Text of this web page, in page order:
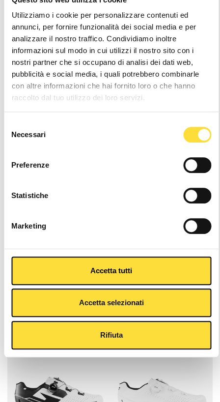
Utilizziamo i cookie per personalizzare contenuti ed
annunci, per fornire funzionalità dei social media e per
analizzare il nostro traffico. Condividiamo inoltre
informazioni sul modo in cui utilizzi il nostro sito con i
nostri partner che si occupano di analisi dei dati web,
pubblicità e social media, i quali potrebbero combinarle
con altre informazioni che hai fornito loro o che hanno
raccolto dal tuo utilizzo dei loro servizi.
delNecessari
Preferenze
Statistiche
Marketing
Accetta tutti
Accetta selezionati
Rifiuta
$199.99
$199.99